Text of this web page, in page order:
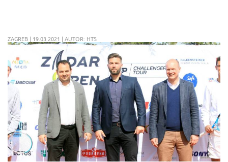
ZAGREB | 19.03.2021 | AUTOR: HTS